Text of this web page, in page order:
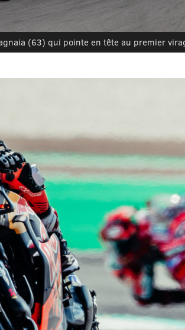
(63) qui pointe en tête au premier